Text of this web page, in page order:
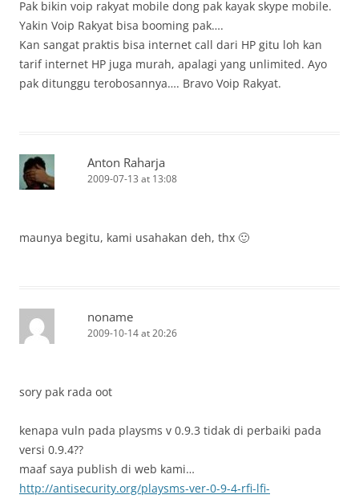
Pak bikin voip rakyat mobile dong pak kayak skype mobile.
Yakin Voip Rakyat bisa booming pak….
Kan sangat praktis bisa internet call dari HP gitu loh kan
tarif internet HP juga murah, apalagi yang unlimited. Ayo
pak ditunggu terobosannya…. Bravo Voip Rakyat.
Anton Raharja
2009-07-13 at 13:08
maunya begitu, kami usahakan deh, thx 🙂
noname
2009-10-14 at 20:26
sory pak rada oot
kenapa vuln pada playsms v 0.9.3 tidak di perbaiki pada
versi 0.9.4??
maaf saya publish di web kami…
http://antisecurity.org/playsms-ver-0-9-4-rfi-lfi-